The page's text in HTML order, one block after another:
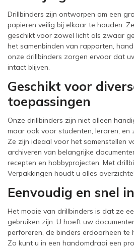
Drillbinders zijn ontworpen om een
papieren veilig bij elkaar te houden.
geschikt voor zowel licht als zwaar
het samenbinden van rapporten,
onze drillbinders zorgen ervoor dat
intact blijven.
Geschikt voor
toepassingen
Onze drillbinders zijn niet alleen
maar ook voor studenten, leraren, en
Ze zijn ideaal voor het samenstellen
archiveren van belangrijke
recepten en hobbyprojecten. Met
Verpakkingen houdt u alles
Eenvoudig en snel
Het mooie van drillbinders is dat ze
gebruiken zijn. U hoeft uw
perforeren, de binders erdoorheen te
Zo kunt u in een handomdraai een